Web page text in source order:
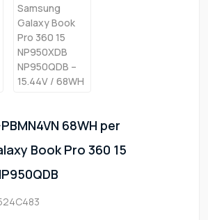
68WH per
Book Pro 360 15